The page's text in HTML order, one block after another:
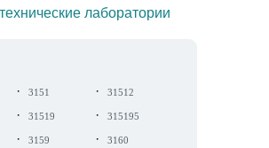
лаборатории
· 3151 · 31512
· 31519 · 315195
· 3159 · 3160